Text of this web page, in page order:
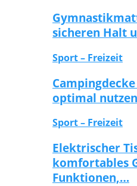
sicheren Halt
Sport – Freizeit
optimal
Sport – Freizeit
Elektrischer
komfortables
Funktionen,…